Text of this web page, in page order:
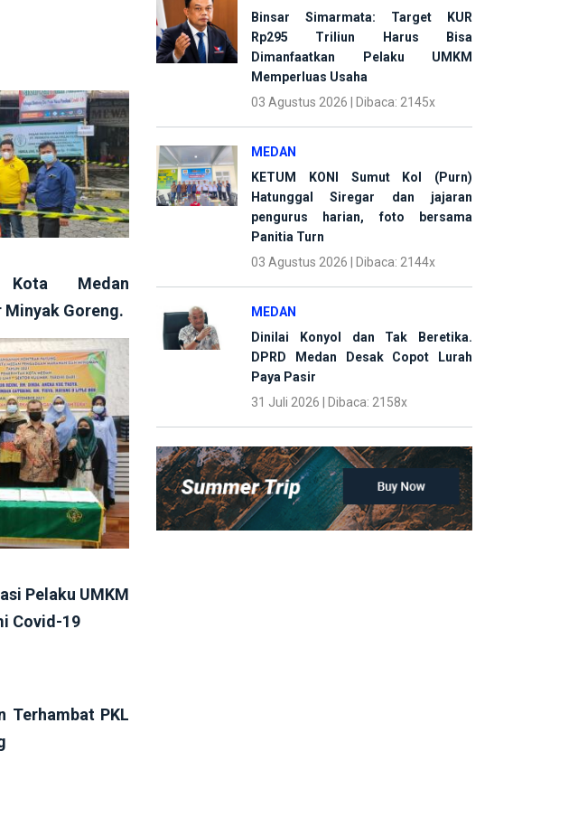
Kota Medan
Minyak Goreng.
Pelaku UMKM
Covid-19
Terhambat PKL
Binsar Simarmata: Target KUR
Rp295 Triliun Harus Bisa
Dimanfaatkan Pelaku UMKM
Memperluas Usaha
03 Agustus 2026 | Dibaca: 2145x
MEDAN
KETUM KONI Sumut Kol (Purn)
Hatunggal Siregar dan jajaran
pengurus harian, foto bersama
Panitia Turn
03 Agustus 2026 | Dibaca: 2144x
MEDAN
Dinilai Konyol dan Tak Beretika.
DPRD Medan Desak Copot Lurah
Paya Pasir
31 Juli 2026 | Dibaca: 2158x